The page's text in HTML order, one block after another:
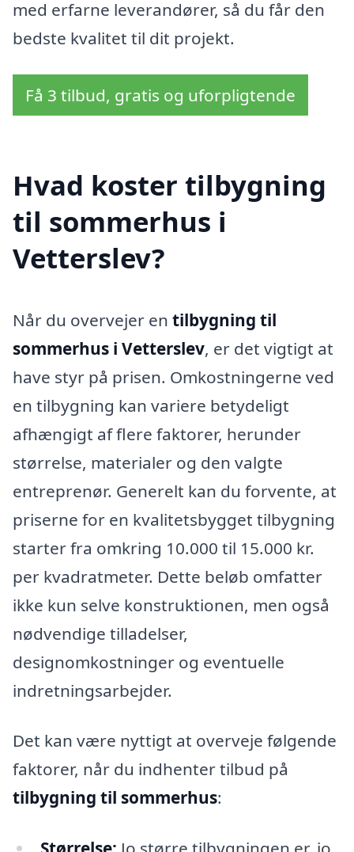
med erfarne leverandører, så du får den
bedste kvalitet til dit projekt.
Få 3 tilbud, gratis og uforpligtende
Hvad koster tilbygning
til sommerhus i
Vetterslev?
Når du overvejer en tilbygning til
sommerhus i Vetterslev, er det vigtigt at
have styr på prisen. Omkostningerne ved
en tilbygning kan variere betydeligt
afhængigt af flere faktorer, herunder
størrelse, materialer og den valgte
entreprenør. Generelt kan du forvente, at
priserne for en kvalitetsbygget tilbygning
starter fra omkring 10.000 til 15.000 kr.
per kvadratmeter. Dette beløb omfatter
ikke kun selve konstruktionen, men også
nødvendige tilladelser,
designomkostninger og eventuelle
indretningsarbejder.
Det kan være nyttigt at overveje følgende
faktorer, når du indhenter tilbud på
tilbygning til sommerhus: